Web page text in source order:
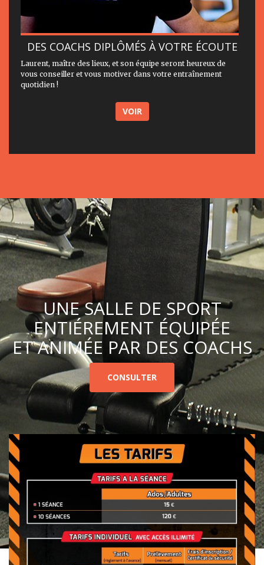
DES COACHS DIPLÔMÉS À VOTRE ÉCOUTE
Laurent, maître des lieux, et son équipe seront heureux de
vous conseiller et vous motiver dans votre entraînement
quotidien !
VOIR
UNE SALLE DE SPORT
ENTIÉREMENT ÉQUIPÉE
ET ANIMÉE PAR DES COACHS
CONSULTER